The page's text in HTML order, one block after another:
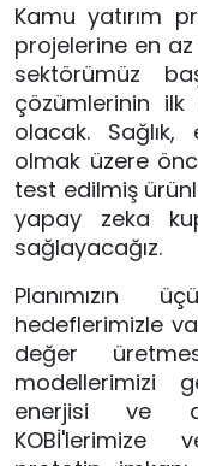
Kamu yatırım
projelerine en az
sektörümüz
çözümlerinin ilk
olacak.
olmak üzere
test edilmiş
yapay zeka
sağlayacağız.
Planımızın
hedeflerimizle
değer
modellerimizi
enerjisi ve
KOBİ'lerimize